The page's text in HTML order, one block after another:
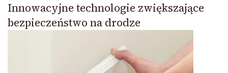
Innowacyjne technologie zwiększające
bezpieczeństwo na drodze